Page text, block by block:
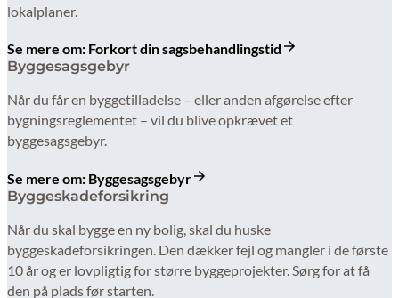
lokalplaner.
Se mere om: Forkort din sagsbehandlingstid
Byggesagsgebyr
Når du får en byggetilladelse – eller anden afgørelse efter
bygningsreglementet – vil du blive opkrævet et
byggesagsgebyr.
Se mere om: Byggesagsgebyr
Byggeskadeforsikring
Når du skal bygge en ny bolig, skal du huske
byggeskadeforsikringen. Den dækker fejl og mangler i de første
10 år og er lovpligtig for større byggeprojekter. Sørg for at få
den på plads før starten.